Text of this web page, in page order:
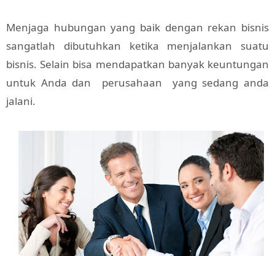
Menjaga hubungan yang baik dengan rekan bisnis
sangatlah dibutuhkan ketika menjalankan suatu
bisnis. Selain bisa mendapatkan banyak keuntungan
untuk Anda dan perusahaan yang sedang anda
jalani.